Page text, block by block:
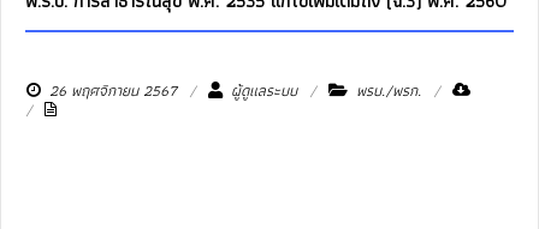
26 พฤศจิกายน 2567 ผู้ดูแลระบบ พรบ./พรก.